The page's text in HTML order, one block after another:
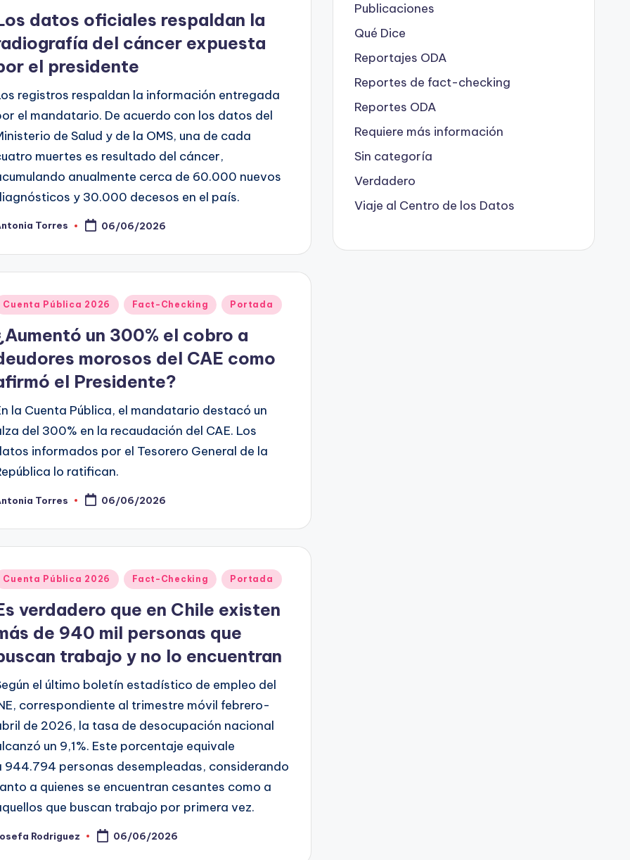
datos oficiales respaldan la
del cáncer expuesta
el presidente
registros respaldan la información entregada
el mandatario. De acuerdo con los datos del
de Salud y de la OMS, una de cada
muertes es resultado del cáncer,
anualmente cerca de 60.000 nuevos
y 30.000 decesos en el país.
Torres 06/06/2026
Cuenta Pública 2026 Fact-Checking Portada
un 300% el cobro a
morosos del CAE como
el Presidente?
la Cuenta Pública, el mandatario destacó un
del 300% en la recaudación del CAE. Los
informados por el Tesorero General de la
lo ratifican.
Torres 06/06/2026
Cuenta Pública 2026 Fact-Checking Portada
verdadero que en Chile existen
de 940 mil personas que
trabajo y no lo encuentran
el último boletín estadístico de empleo del
correspondiente al trimestre móvil febrero-
de 2026, la tasa de desocupación nacional
un 9,1%. Este porcentaje equivale
944.794 personas desempleadas, considerando
a quienes se encuentran cesantes como a
que buscan trabajo por primera vez.
Rodriguez 06/06/2026
Publicaciones
Qué Dice
Reportajes ODA
Reportes de fact-checking
Reportes ODA
Requiere más información
Sin categoría
Verdadero
Viaje al Centro de los Datos